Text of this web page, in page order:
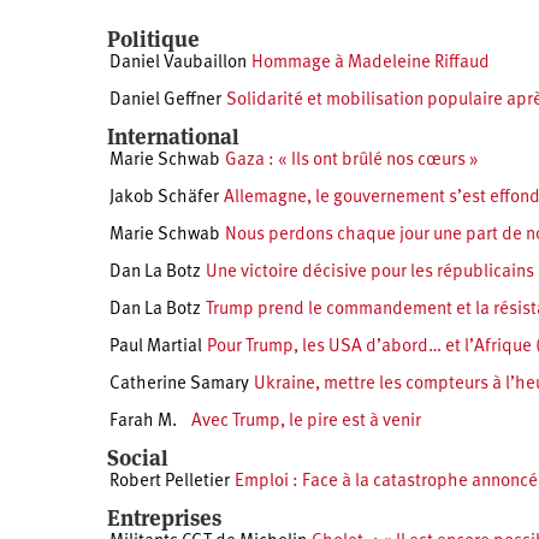
Politique
Daniel Vaubaillon Hommage à Madeleine Riffaud
Daniel Geffner Solidarité et mobilisation populaire
International
Marie Schwab Gaza : « Ils ont brûlé nos cœurs »
Jakob Schäfer Allemagne, le gouvernement s’est
Marie Schwab Nous perdons chaque jour une part de
Dan La Botz Une victoire décisive pour les républicains
Dan La Botz Trump prend le commandement et la
Paul Martial Pour Trump, les USA d’abord… et
Catherine Samary Ukraine, mettre les compteurs à
Farah M. Avec Trump, le pire est à venir
Social
Robert Pelletier Emploi : Face à la catastrophe
Entreprises